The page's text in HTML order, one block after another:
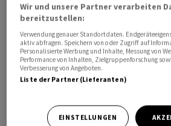
vergangenen Jahres ermöglicht,
Angriffskriegs mehr als 30 Millionen
über das Schwarze Meer in andere
"Während Russland politische
Botschafterin bei den Vereinten
Thomas-Greenfield. Die Welt
Wir und unsere Partner verarbeiten
bereitzustellen:
Verwendung genauer Standortdaten.
aktiv abfragen. Speichern von oder Zugriff auf
Personalisierte Werbung und Inhalte, Messung von
Performance von Inhalten, Zielgruppenforschung
Verbesserung von Angeboten.
Liste der Partner (Lieferanten)
EINSTELLUNGEN